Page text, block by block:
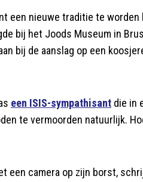
een nieuwe traditie te worden
bij het Joods Museum in
bij de aanslag op een
een ISIS-sympathisant die in
te vermoorden natuurlijk.
een camera op zijn borst,